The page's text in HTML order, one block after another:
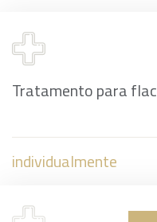
Tratamento para
individualmente